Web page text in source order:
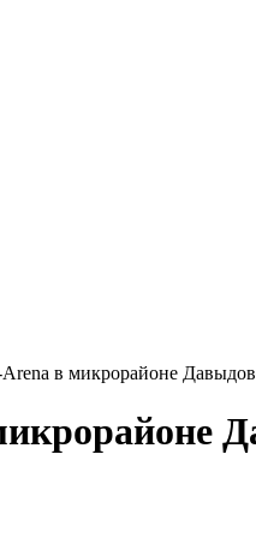
в микрорайоне